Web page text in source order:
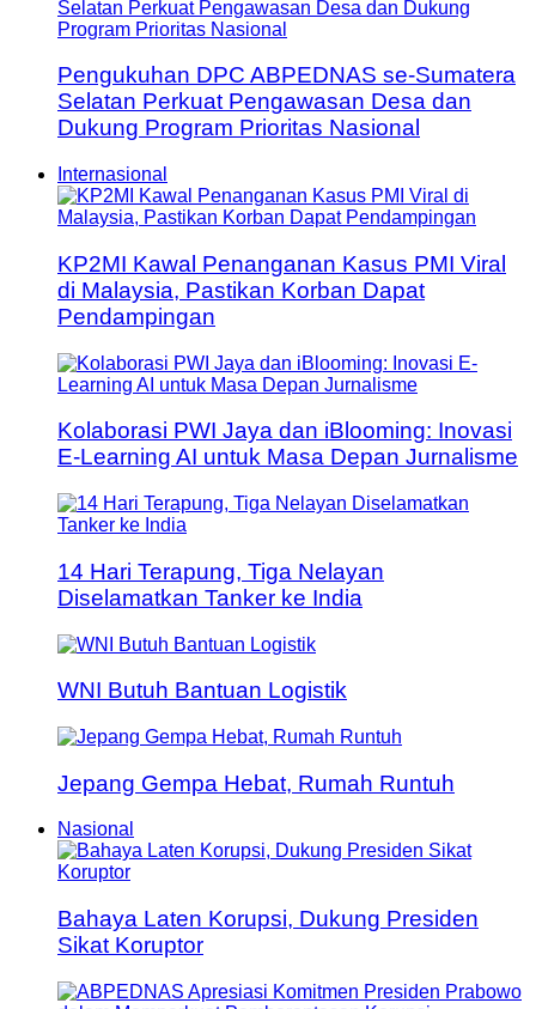
Pengukuhan DPC ABPEDNAS se-Sumatera
Selatan Perkuat Pengawasan Desa dan
Dukung Program Prioritas Nasional
Internasional
KP2MI Kawal Penanganan Kasus PMI Viral
di Malaysia, Pastikan Korban Dapat
Pendampingan
Kolaborasi PWI Jaya dan iBlooming: Inovasi
E-Learning AI untuk Masa Depan Jurnalisme
14 Hari Terapung, Tiga Nelayan
Diselamatkan Tanker ke India
WNI Butuh Bantuan Logistik
Jepang Gempa Hebat, Rumah Runtuh
Nasional
Bahaya Laten Korupsi, Dukung Presiden
Sikat Koruptor